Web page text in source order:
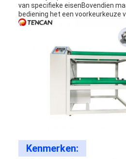
van specifieke eisenBovendien
bediening het een voorkeurkeuze
Kenmerken: